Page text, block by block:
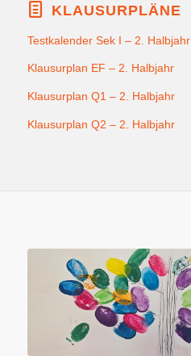
KLAUSURPLÄNE
Testkalender Sek I – 2. Halbjahr
Klausurplan EF – 2. Halbjahr
Klausurplan Q1 – 2. Halbjahr
Klausurplan Q2 – 2. Halbjahr